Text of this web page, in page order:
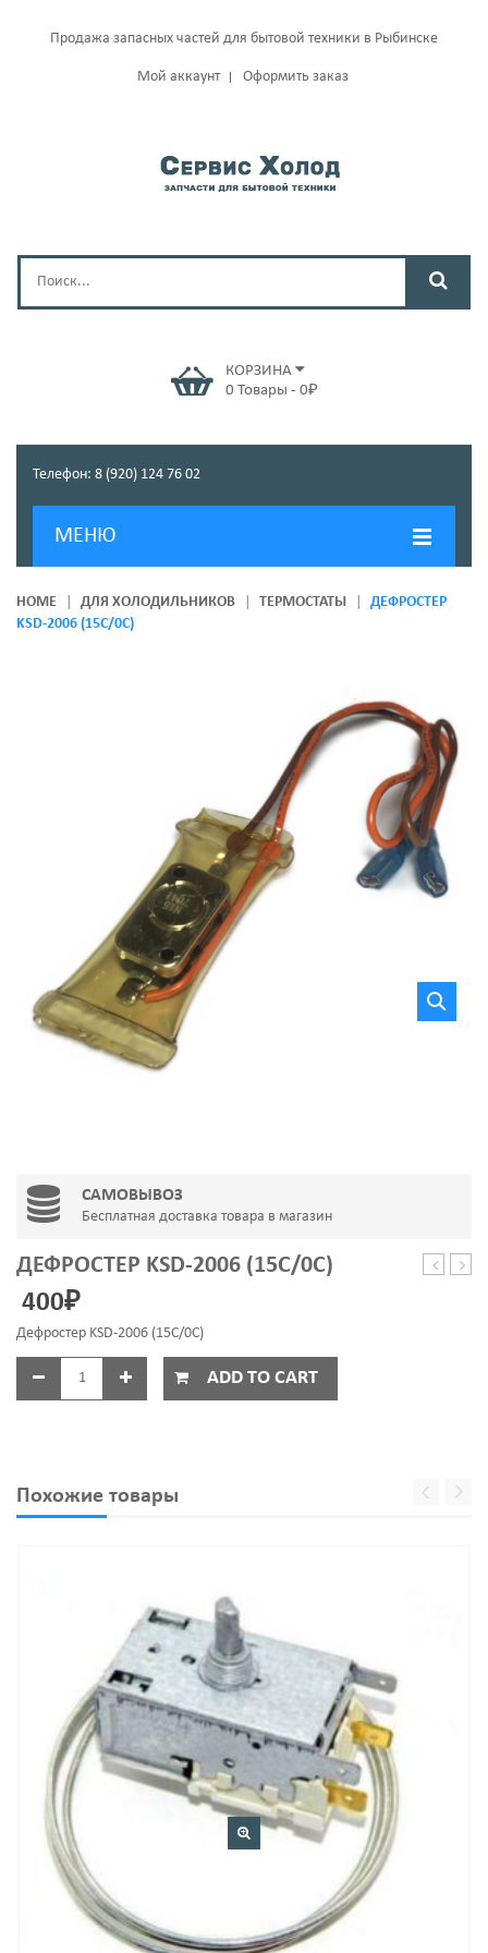
Продажа запасных частей для бытовой техники в Рыбинске
Мой аккаунт Оформить заказ
КОРЗИНА
0 Товары - 0₽
Телефон: 8 (920) 124 76 02
МЕНЮ
ГЛАВНАЯ
HOME ДЛЯ ХОЛОДИЛЬНИКОВ ТЕРМОСТАТЫ
ДЕФРОСТЕР
KSD-2006 (15C/0C)
САМОВЫВОЗ
Бесплатная доставка товара в магазин
ДЕФРОСТЕР KSD-2006 (15C/0C)
400₽
Дефростер KSD-2006 (15C/0C)
ADD TO CART
Похожие товары